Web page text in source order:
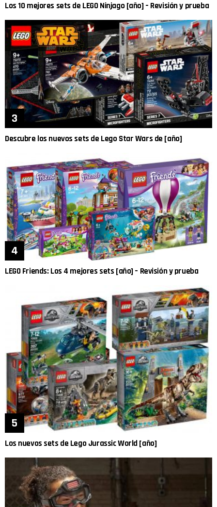
Los 10 mejores sets de LEGO Ninjago [año] – Revisión y prueba
Descubre los nuevos sets de Lego Star Wars de [año]
LEGO Friends: Los 4 mejores sets [año] – Revisión y prueba
Los nuevos sets de Lego Jurassic World [año]